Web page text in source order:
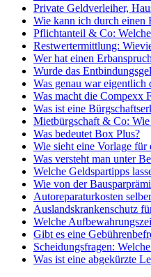
Private Geldverleiher,
Wie kann ich durch einen
Pflichtanteil & Co:
Restwertermittlung:
Wer hat einen
Wurde das
Was genau war
Was macht die Compexx
Was ist eine
Mietbürgschaft & Co: Wie
Was bedeutet Box Plus?
Wie sieht eine Vorlage für
Was versteht man unter
Welche Geldspartipps
Wie von der
Autoreparaturkosten
Auslandskrankenschutz
Welche
Gibt es eine
Scheidungsfragen:
Was ist eine abgekürzte